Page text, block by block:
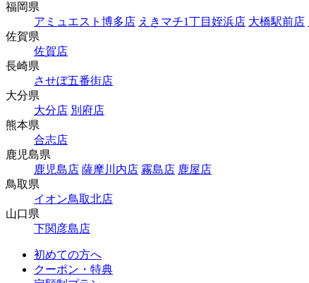
福岡県
アミュエスト博多店 えきマチ1丁目姪浜店 大橋駅前店
佐賀県
佐賀店
長崎県
させぼ五番街店
大分県
大分店 別府店
熊本県
合志店
鹿児島県
鹿児島店 薩摩川内店 霧島店 鹿屋店
鳥取県
イオン鳥取北店
山口県
下関彦島店
初めての方へ
クーポン・特典